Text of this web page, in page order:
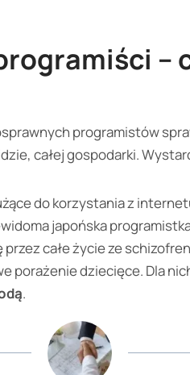
–
programistów
całej gospodarki.
do korzystania z
japońska
całe życie ze
porażenie dziecięce. Dla
.